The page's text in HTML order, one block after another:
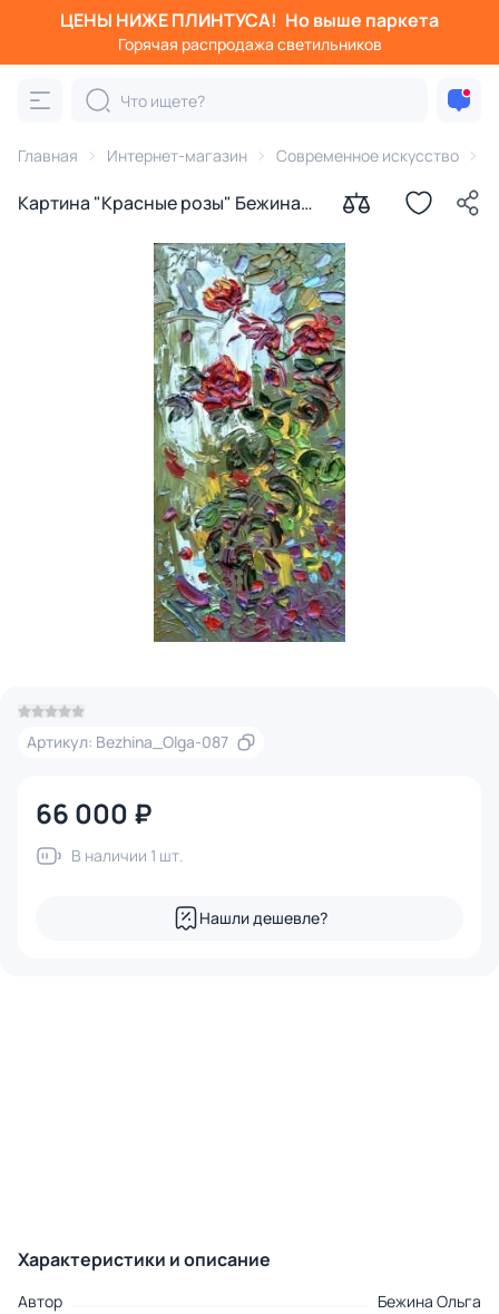
ЦЕНЫ НИЖЕ ПЛИНТУСА! Но выше паркета
Горячая распродажа светильников
Главная Интернет-магазин Современное искусство
Картина "Красные розы" Бежина
Артикул: Bezhina_Olga-087
66 000 ₽
В наличии 1 шт.
Нашли дешевле?
Характеристики и описание
Автор
Бежина Ольга